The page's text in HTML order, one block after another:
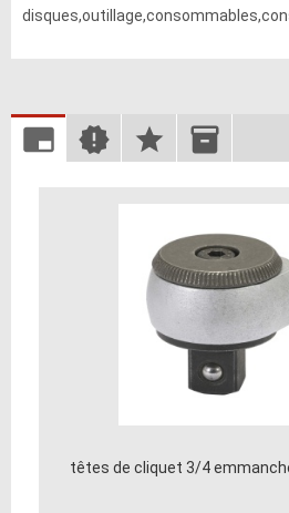
têtes de cliquet 3/4